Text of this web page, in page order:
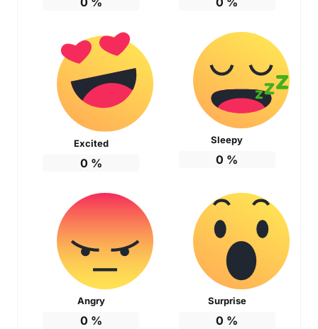
Excited
0 %
Sleepy
0 %
Angry
0 %
Surprise
0 %